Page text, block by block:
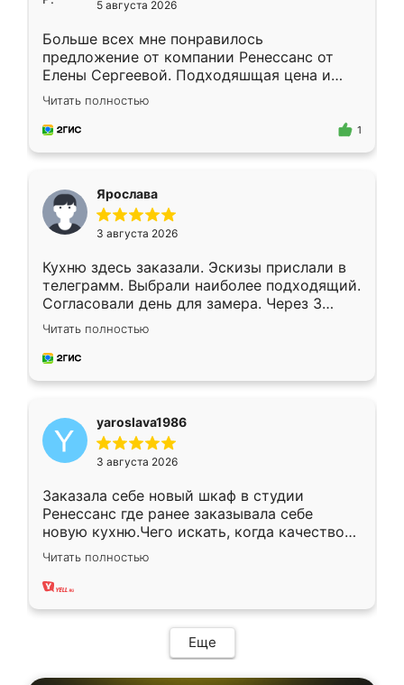
5 августа 2026
Больше всех мне понравилось
предложение от компании Ренессанс от
Елены Сергеевой. Подходяшщая цена и
короткие сроки изготовления. Приехавший
для замера сотрудник Владислав
предложил по моему эскизу самый
Читать полностью
1
Ярослава
3 августа 2026
Кухню здесь заказали. Эскизы прислали в
телеграмм. Выбрали наиболее подходящий.
Согласовали день для замера. Через 3
недели кухня была уже готова. Остались
довольны работой. Спасибо Ренессанс
мебель за качественную работу!
Читать полностью
yaroslava1986
3 августа 2026
Заказала себе новый шкаф в студии
Ренессанс где ранее заказывала себе
новую кухню.Чего искать, когда качеством
вполне довольна. Служит кухня уже почти
два года, нареканий нет.
Читать полностью
Еще